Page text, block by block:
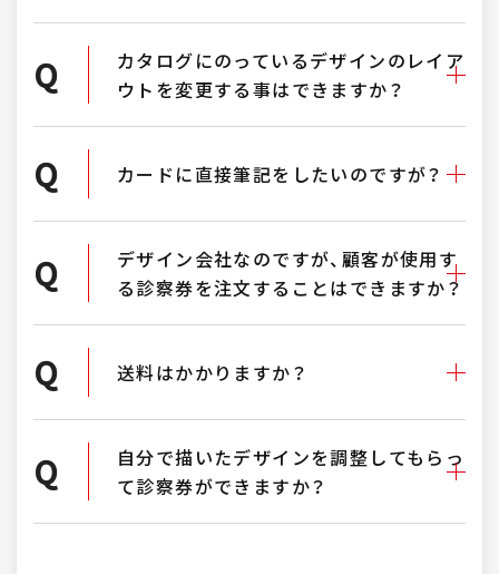
Q
カタログにのっているデザインのレイア
ウトを変更する事はできますか？
Q カードに直接筆記をしたいのですが？
Q
デザイン会社なのですが、顧客が使用す
る診察券を注文することはできますか？
Q 送料はかかりますか？
Q
自分で描いたデザインを調整してもらっ
て診察券ができますか？